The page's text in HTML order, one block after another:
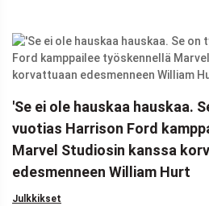
'Se ei ole hauskaa hauskaa.
vuotias Harrison Ford
Marvel Studiosin kanssa
edesmenneen William Hurt
Julkkikset